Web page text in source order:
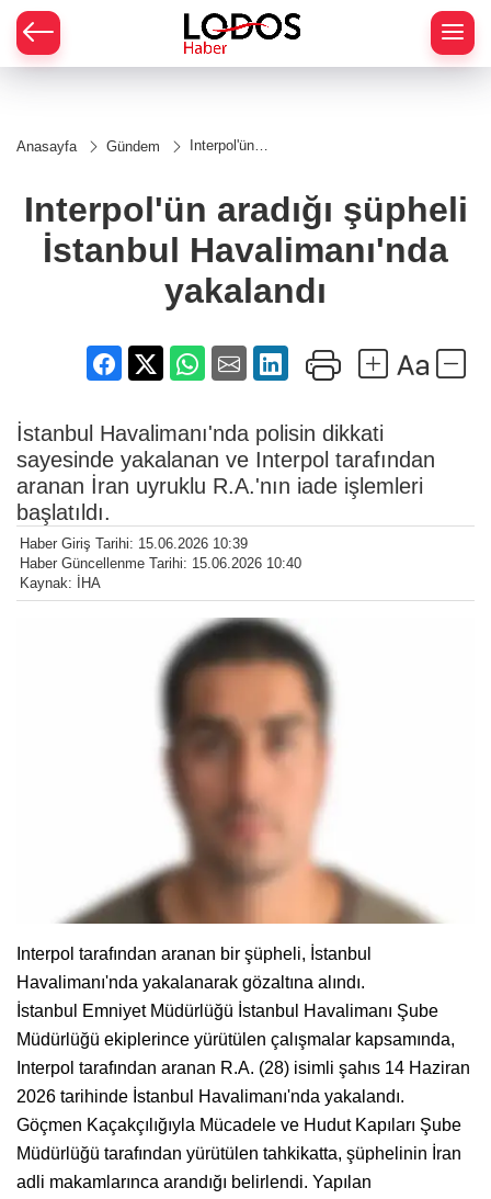
Anasayfa Gündem
Interpol'ün
Havalimanı'nda
yakalandı
Interpol'ün aradığı şüpheli
İstanbul Havalimanı'nda
yakalandı
İstanbul Havalimanı'nda polisin dikkati
sayesinde yakalanan ve Interpol tarafından
aranan İran uyruklu R.A.'nın iade işlemleri
başlatıldı.
Haber Giriş Tarihi: 15.06.2026 10:39
Haber Güncellenme Tarihi: 15.06.2026 10:40
Kaynak: İHA
Interpol tarafından aranan bir şüpheli, İstanbul
Havalimanı'nda yakalanarak gözaltına alındı.
İstanbul Emniyet Müdürlüğü İstanbul Havalimanı Şube
Müdürlüğü ekiplerince yürütülen çalışmalar kapsamında,
Interpol tarafından aranan R.A. (28) isimli şahıs 14 Haziran
2026 tarihinde İstanbul Havalimanı'nda yakalandı.
Göçmen Kaçakçılığıyla Mücadele ve Hudut Kapıları Şube
Müdürlüğü tarafından yürütülen tahkikatta, şüphelinin İran
adli makamlarınca arandığı belirlendi. Yapılan